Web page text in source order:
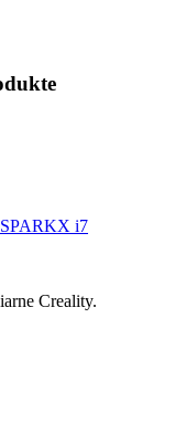
i7
Creality.